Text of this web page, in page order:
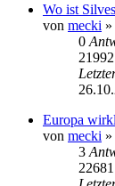
Wo ist
von mecki
0
21992
Europa
von mecki
3
22681